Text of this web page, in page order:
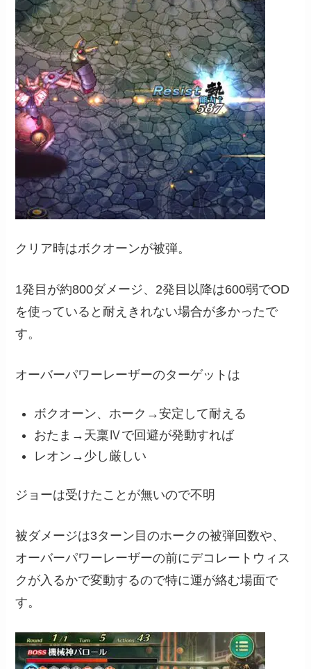
クリア時はボクオーンが被弾。
1発目が約800ダメージ、2発目以降は600弱でOD
を使っていると耐えきれない場合が多かったで
す。
オーバーパワーレーザーのターゲットは
ボクオーン、ホーク→安定して耐える
おたま→天稟Ⅳで回避が発動すれば
レオン→少し厳しい
ジョーは受けたことが無いので不明
被ダメージは3ターン目のホークの被弾回数や、
オーバーパワーレーザーの前にデコレートウィス
クが入るかで変動するので特に運が絡む場面で
す。